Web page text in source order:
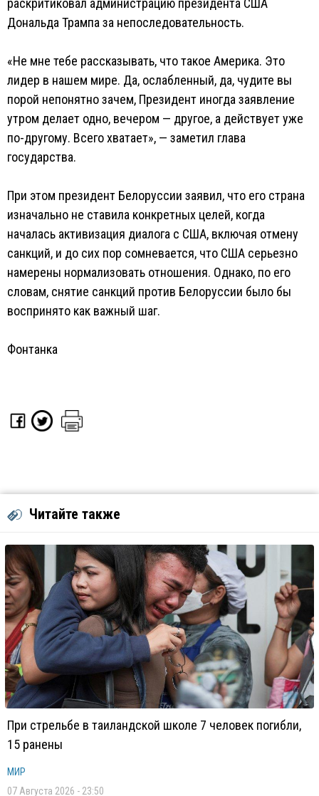
раскритиковал администрацию президента США
Дональда Трампа за непоследовательность.
«Не мне тебе рассказывать, что такое Америка. Это
лидер в нашем мире. Да, ослабленный, да, чудите вы
порой непонятно зачем, Президент иногда заявление
утром делает одно, вечером — другое, а действует уже
по-другому. Всего хватает», — заметил глава
государства.
При этом президент Белоруссии заявил, что его страна
изначально не ставила конкретных целей, когда
началась активизация диалога с США, включая отмену
санкций, и до сих пор сомневается, что США серьезно
намерены нормализовать отношения. Однако, по его
словам, снятие санкций против Белоруссии было бы
воспринято как важный шаг.
Фонтанка
Читайте также
При стрельбе в таиландской школе 7 человек погибли,
15 ранены
МИР
07 Августа 2026 - 23:50